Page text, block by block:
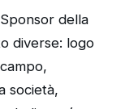
della
diverse: logo
società,